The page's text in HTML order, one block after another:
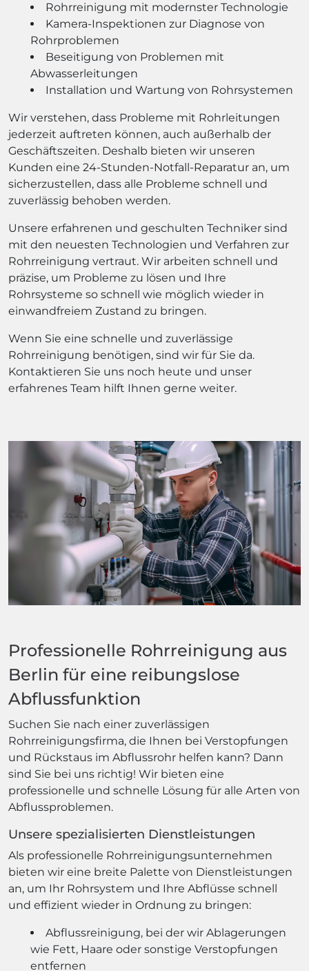
Rohrreinigung mit modernster Technologie
Kamera-Inspektionen zur Diagnose von
Rohrproblemen
Beseitigung von Problemen mit
Abwasserleitungen
Installation und Wartung von Rohrsystemen
Wir verstehen, dass Probleme mit Rohrleitungen
jederzeit auftreten können, auch außerhalb der
Geschäftszeiten. Deshalb bieten wir unseren
Kunden eine 24-Stunden-Notfall-Reparatur an, um
sicherzustellen, dass alle Probleme schnell und
zuverlässig behoben werden.
Unsere erfahrenen und geschulten Techniker sind
mit den neuesten Technologien und Verfahren zur
Rohrreinigung vertraut. Wir arbeiten schnell und
präzise, um Probleme zu lösen und Ihre
Rohrsysteme so schnell wie möglich wieder in
einwandfreiem Zustand zu bringen.
Wenn Sie eine schnelle und zuverlässige
Rohrreinigung benötigen, sind wir für Sie da.
Kontaktieren Sie uns noch heute und unser
erfahrenes Team hilft Ihnen gerne weiter.
Professionelle Rohrreinigung aus
Berlin für eine reibungslose
Abflussfunktion
Suchen Sie nach einer zuverlässigen
Rohrreinigungsfirma, die Ihnen bei Verstopfungen
und Rückstaus im Abflussrohr helfen kann? Dann
sind Sie bei uns richtig! Wir bieten eine
professionelle und schnelle Lösung für alle Arten von
Abflussproblemen.
Unsere spezialisierten Dienstleistungen
Als professionelle Rohrreinigungsunternehmen
bieten wir eine breite Palette von Dienstleistungen
an, um Ihr Rohrsystem und Ihre Abflüsse schnell
und effizient wieder in Ordnung zu bringen:
Abflussreinigung, bei der wir Ablagerungen
wie Fett, Haare oder sonstige Verstopfungen
entfernen